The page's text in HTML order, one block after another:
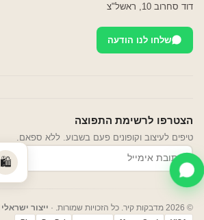
דוד סחרוב 10, ראשל"צ
שלחו לנו הודעה
הצטרפו לרשימת התפוצה
טיפים לעיצוב וקופונים פעם בשבוע. ללא ספאם.
© 2026 מדבקות קיר. כל הזכויות שמורות. · ייצור ישראלי 🇮🇱
🛍️